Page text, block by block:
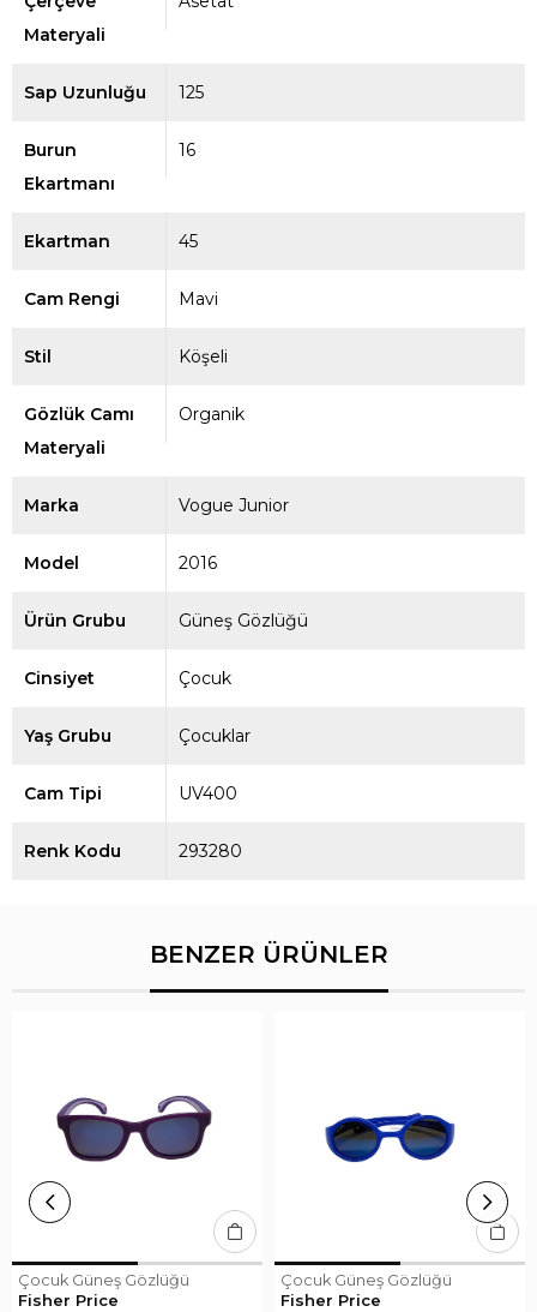
Materyali
Sap Uzunluğu 125
Burun
Ekartmanı
16
Ekartman 45
Cam Rengi Mavi
Stil Köşeli
Gözlük Camı
Materyali
Organik
Marka Vogue Junior
Model 2016
Ürün Grubu Güneş Gözlüğü
Cinsiyet Çocuk
Yaş Grubu Çocuklar
Cam Tipi UV400
Renk Kodu 293280
BENZER ÜRÜNLER
Çocuk Güneş Gözlüğü
Fisher Price
Çocuk Güneş Gözlüğü
Fisher Price